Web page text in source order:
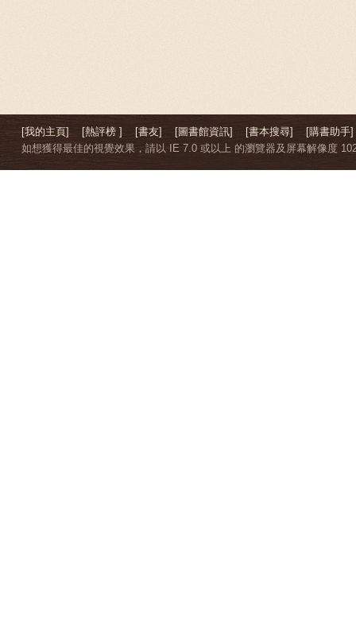
[我的主頁] [熱評榜 ] [書友] [圖書館資訊] [書本搜尋]
[購書助手]
如想獲得最佳的視覺效果，請以 IE 7.0 或以上 的瀏覽器及屏幕解像度